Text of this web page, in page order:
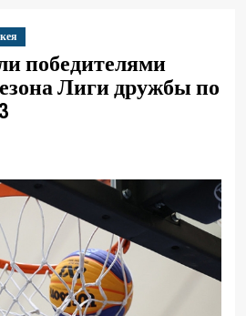
победителями
Лиги дружбы по